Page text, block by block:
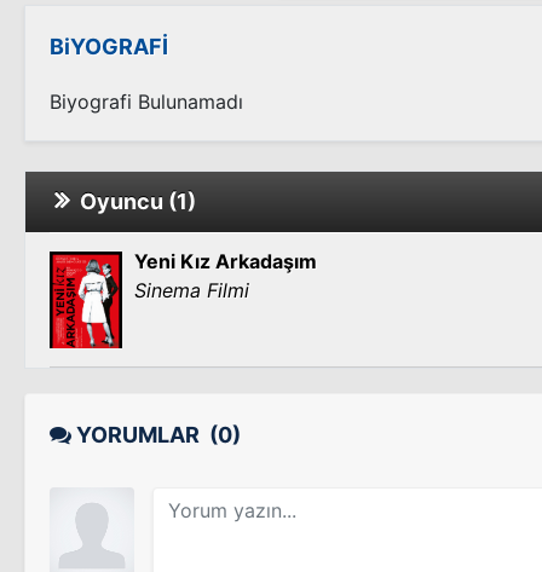
BiYOGRAFİ
Biyografi Bulunamadı
Oyuncu (1)
Yeni Kız Arkadaşım
Sinema Filmi
YORUMLAR (0)